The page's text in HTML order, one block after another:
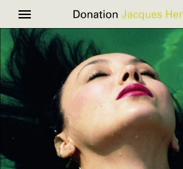
Aller
au
contenu
MenuDonation
Jacques
Henri
Lartigue